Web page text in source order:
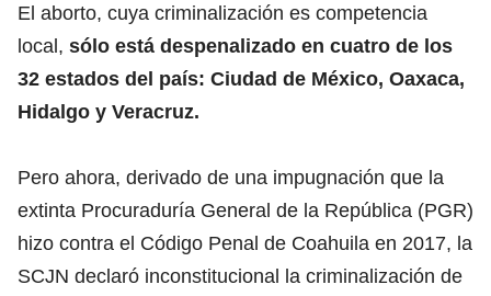
El aborto, cuya criminalización es competencia
local, sólo está despenalizado en cuatro de los
32 estados del país: Ciudad de México, Oaxaca,
Hidalgo y Veracruz.
Pero ahora, derivado de una impugnación que la
extinta Procuraduría General de la República (PGR)
hizo contra el Código Penal de Coahuila en 2017, la
SCJN declaró inconstitucional la criminalización de